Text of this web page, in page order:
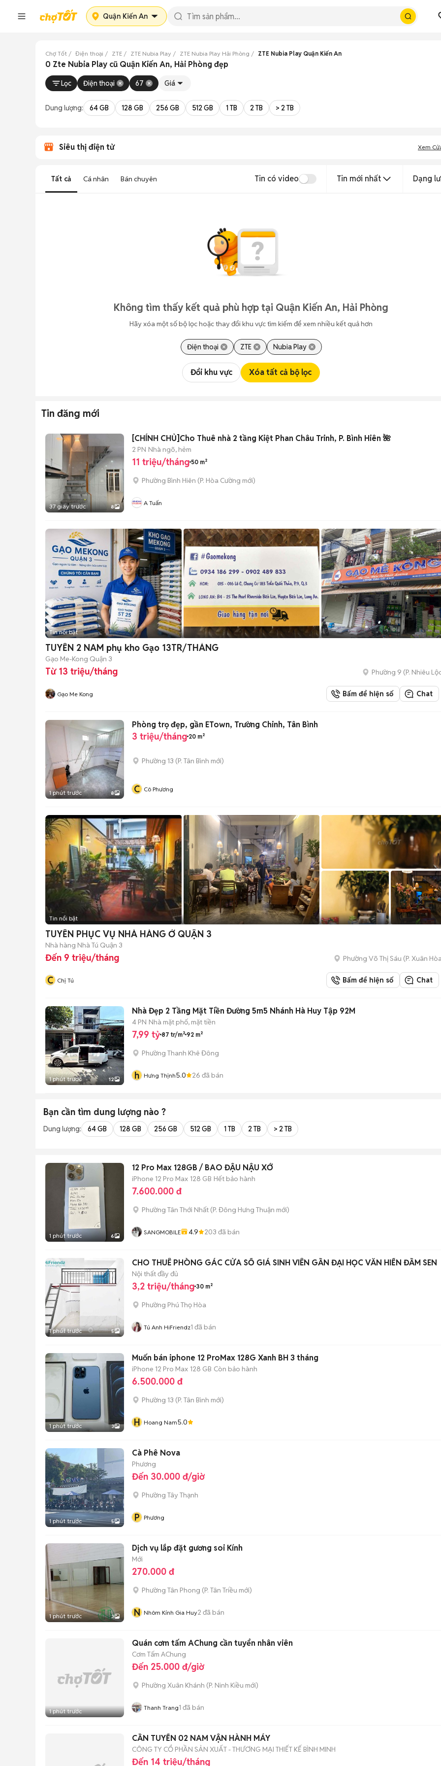
Quận Kiến An
Chợ Tốt Điện thoại ZTE ZTE Nubia Play ZTE Nubia Play Hải Phòng ZTE Nubia Play Quận Kiến An
0 Zte Nubia Play cũ Quận Kiến An, Hải Phòng đẹp
Lọc Điện thoại 67 Giá
Dung lượng: 64 GB 128 GB 256 GB 512 GB 1 TB 2 TB > 2 TB
Siêu thị điện tử Xem
Tất cả Cá nhân Bán chuyên Tin có video Tin mới nhất Dạng
Không tìm thấy kết quả phù hợp tại Quận Kiến An, Hải Phòng
Hãy xóa một số bộ lọc hoặc thay đổi khu vực tìm kiếm để xem nhiều kết quả hơn
Điện thoại ZTE Nubia Play
Đổi khu vực Xóa tất cả bộ lọc
Tin đăng mới
37 giây trước 8
[CHÍNH CHỦ]Cho Thuê nhà 2 tầng Kiệt Phan Châu Trinh, P. Bình Hiên 🌺
2 PN Nhà ngõ, hẻm
11 triệu/tháng 50 m²
Phường Bình Hiên (P. Hòa Cường mới)
A Tuấn
Tin nổi bật
TUYỂN 2 NAM phụ kho Gạo 13TR/THÁNG
Gạo Me-Kong Quận 3
Từ 13 triệu/tháng Phường 9 (P. Nhiêu
Gạo Me Kong Bấm để hiện số Chat
1 phút trước 8
Phòng trọ đẹp, gần ETown, Trường Chinh, Tân Bình
3 triệu/tháng 20 m²
Phường 13 (P. Tân Bình mới)
C Cô Phương
Tin nổi bật
TUYỂN PHỤC VỤ NHÀ HÀNG Ở QUẬN 3
Nhà hàng Nhà Tú Quận 3
Đến 9 triệu/tháng Phường Võ Thị Sáu (P. Xuân
C Chị Tú Bấm để hiện số Chat
1 phút trước 12
Nhà Đẹp 2 Tầng Mặt Tiền Đường 5m5 Nhánh Hà Huy Tập 92M
4 PN Nhà mặt phố, mặt tiền
7,99 tỷ 87 tr/m² 92 m²
Phường Thanh Khê Đông
h Hưng Thịnh5.0 26 đã bán
Bạn cần tìm dung lượng nào ?
Dung lượng: 64 GB 128 GB 256 GB 512 GB 1 TB 2 TB > 2 TB
1 phút trước 6
12 Pro Max 128GB / BAO ĐẬU NẬU XỚ
iPhone 12 Pro Max 128 GB Hết bảo hành
7.600.000 đ
Phường Tân Thới Nhất (P. Đông Hưng Thuận mới)
SANGMOBILE 4.9 203 đã bán
1 phút trước 5
CHO THUÊ PHÒNG GÁC CỬA SỔ GIÁ SINH VIÊN GẦN ĐẠI HỌC VĂN HIẾN ĐẦM SEN
Nội thất đầy đủ
3,2 triệu/tháng 30 m²
Phường Phú Thọ Hòa
Tú Anh HiFriendz1 đã bán
1 phút trước 3
Muốn bán iphone 12 ProMax 128G Xanh BH 3 tháng
iPhone 12 Pro Max 128 GB Còn bảo hành
6.500.000 đ
Phường 13 (P. Tân Bình mới)
H Hoang Nam5.0
1 phút trước 5
Cà Phê Nova
Phương
Đến 30.000 đ/giờ
Phường Tây Thạnh
P Phương
1 phút trước 3
Dịch vụ lắp đặt gương soi Kính
Mới
270.000 đ
Phường Tân Phong (P. Tân Triều mới)
N Nhôm Kính Gia Huy2 đã bán
1 phút trước
Quán cơm tấm AChung cần tuyển nhân viên
Cơm Tấm AChung
Đến 25.000 đ/giờ
Phường Xuân Khánh (P. Ninh Kiều mới)
Thanh Trang1 đã bán
CẦN TUYỂN 02 NAM VẬN HÀNH MÁY
CÔNG TY CỔ PHẦN SẢN XUẤT - THƯƠNG MẠI THIẾT KẾ BÌNH MINH
Đến 14 triệu/tháng